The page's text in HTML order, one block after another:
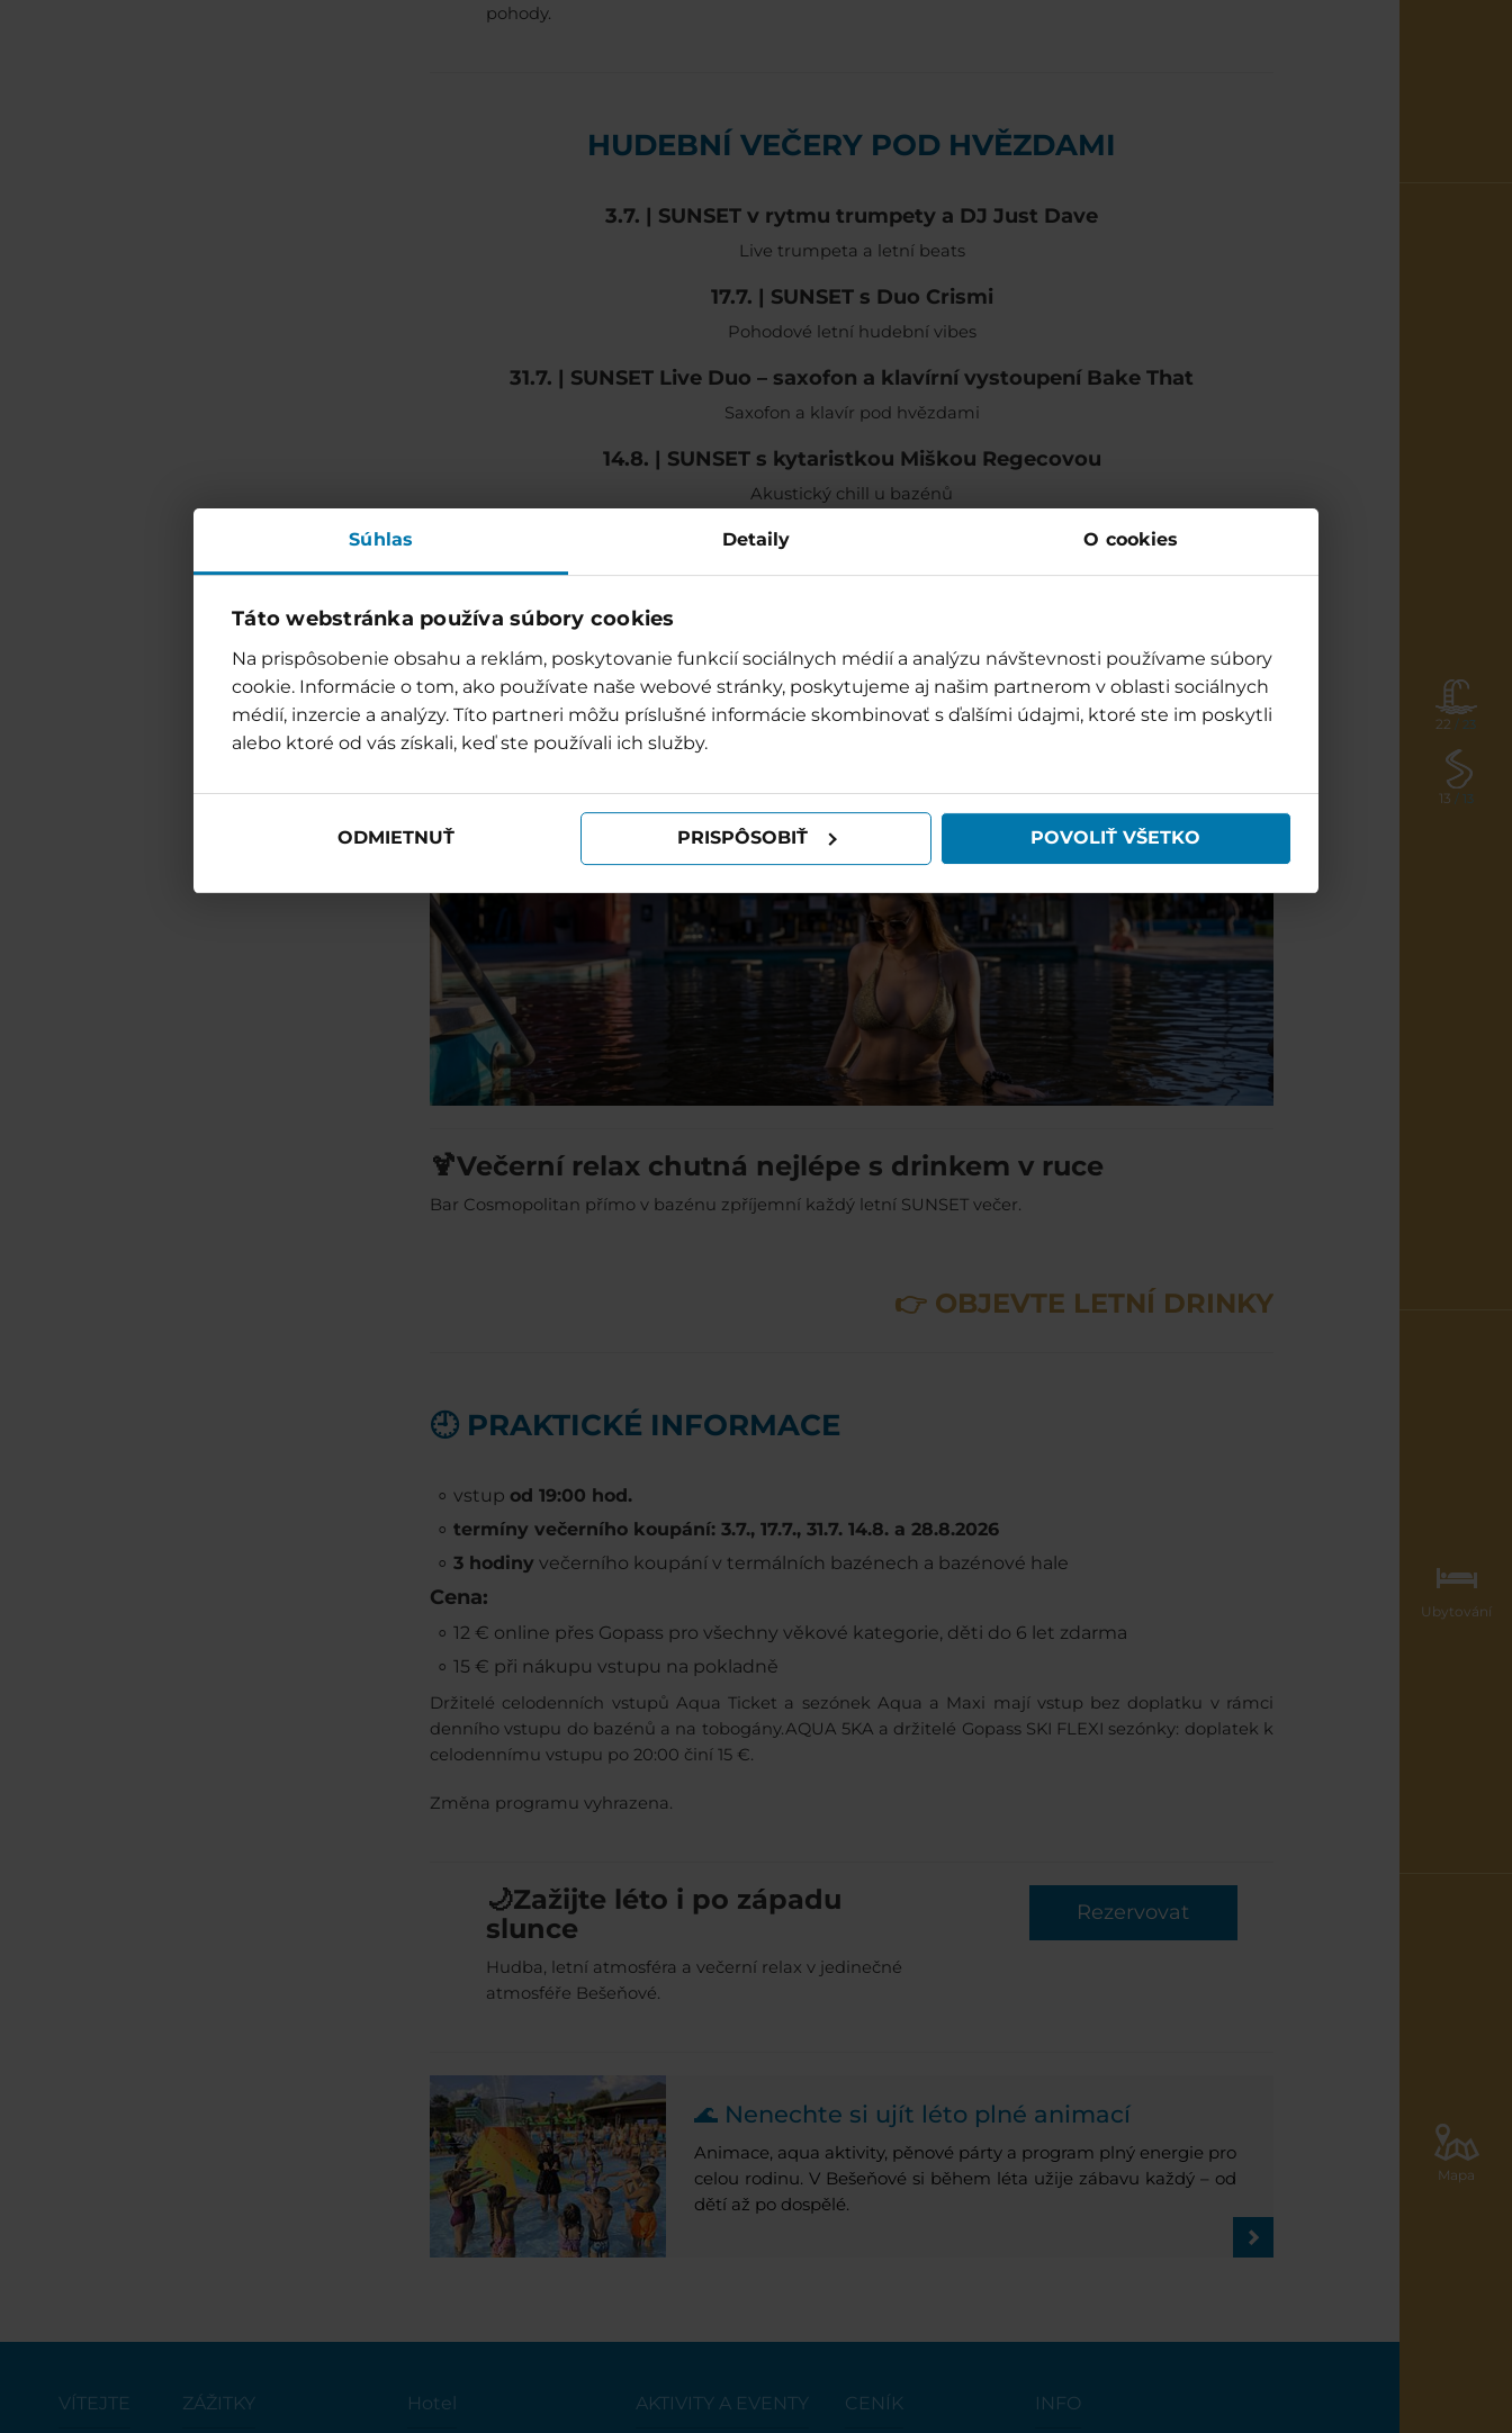
Súhlas Detaily O cookies
Táto webstránka používa súbory cookies
Na prispôsobenie obsahu a reklám, poskytovanie funkcií sociálnych médií a analýzu návštevnosti používame súbory
cookie. Informácie o tom, ako používate naše webové stránky, poskytujeme aj našim partnerom v oblasti sociálnych
médií, inzercie a analýzy. Títo partneri môžu príslušné informácie skombinovať s ďalšími údajmi, ktoré ste im poskytli
alebo ktoré od vás získali, keď ste používali ich služby.
ODMIETNUŤ PRISPÔSOBIŤ POVOLIŤ VŠETKO
22 / 23
13 / 13
Ubytování
Mapa
pohody.
HUDEBNÍ VEČERY POD HVĚZDAMI
3.7. | SUNSET v rytmu trumpety a DJ Just Dave
Live trumpeta a letní beats
17.7. | SUNSET s Duo Crismi
Pohodové letní hudební vibes
31.7. | SUNSET Live Duo – saxofon a klavírní vystoupení Bake That
Saxofon a klavír pod hvězdami
14.8. | SUNSET s kytaristkou Miškou Regecovou
Akustický chill u bazénů
28.8. | SUNSET s kapelou RK Jazz Band
Jazzový večer plný pohody
🍹Večerní relax chutná nejlépe s drinkem v ruce
Bar Cosmopolitan přímo v bazénu zpříjemní každý letní SUNSET večer.
OBJEVTE LETNÍ DRINKY 👉
🕘 PRAKTICKÉ INFORMACE
vstup od 19:00 hod.
termíny večerního koupání: 3.7., 17.7., 31.7. 14.8. a 28.8.2026
3 hodiny večerního koupání v termálních bazénech a bazénové hale
Cena:
12 € online přes Gopass pro všechny věkové kategorie, děti do 6 let zdarma
15 € při nákupu vstupu na pokladně
Držitelé celodenních vstupů Aqua Ticket a sezónek Aqua a Maxi mají vstup bez doplatku v rámci
denního vstupu do bazénů a na tobogány.AQUA 5KA a držitelé Gopass SKI FLEXI sezónky: doplatek k
celodennímu vstupu po 20:00 činí 15 €.
Změna programu vyhrazena.
🌙Zažijte léto i po západu
slunce
Hudba, letní atmosféra a večerní relax v jedinečné
atmosféře Bešeňové.
Rezervovat
🌊 Nenechte si ujít léto plné animací
Animace, aqua aktivity, pěnové párty a program plný energie pro
celou rodinu. V Bešeňové si během léta užije zábavu každý – od
dětí až po dospělé.
VÍTEJTE ZÁŽITKY Hotel AKTIVITY A EVENTY CENÍK INFO